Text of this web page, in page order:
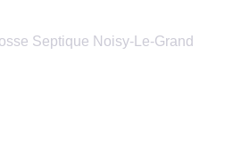
Septique Noisy-Le-Grand